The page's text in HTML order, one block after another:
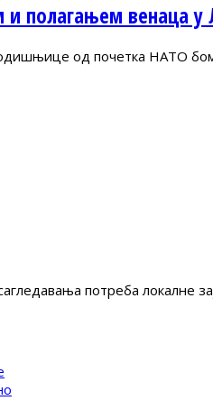
и полагањем венаца
од почетка НАТО
потреба локалне